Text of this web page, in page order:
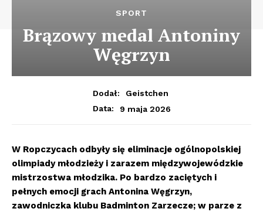
SPORT
Brązowy medal Antoniny
Węgrzyn
Dodał:
Geistchen
Data:
9 maja 2026
W Ropczycach odbyły się eliminacje ogólnopolskiej
olimpiady młodzieży i zarazem międzywojewódzkie
mistrzostwa młodzika. Po bardzo zaciętych i
pełnych emocji grach Antonina Węgrzyn,
zawodniczka klubu Badminton Zarzecze; w parze z